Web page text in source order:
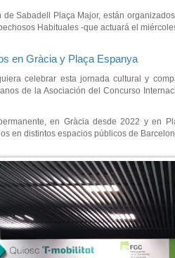
Sabadell Plaça Major, están
Habituales -que actuará el
en Gràcia y Plaça Espanya
celebrar esta jornada cultural y
de la Asociación del Concurso
en Gràcia desde 2022 y en
en distintos espacios públicos de